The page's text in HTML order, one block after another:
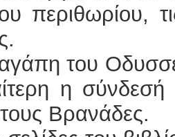
περιθωρίου,
του
η
Βρανάδες.